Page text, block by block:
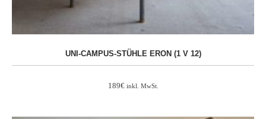
UNI-CAMPUS-STÜHLE ERON (1 V 12)
189€ inkl. MwSt.